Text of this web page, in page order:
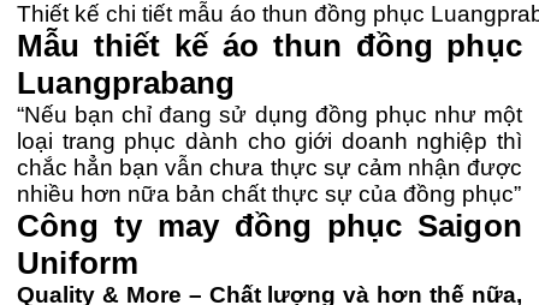
Thiết kế chi tiết mẫu áo thun đồng phục
Mẫu thiết kế áo thun đồng phục
Luangprabang
“Nếu bạn chỉ đang sử dụng đồng phục như một
loại trang phục dành cho giới doanh nghiệp thì
chắc hẳn bạn vẫn chưa thực sự cảm nhận được
nhiều hơn nữa bản chất thực sự của đồng phục”
Công ty may đồng phục Saigon
Uniform
Quality & More – Chất lượng và hơn thế nữa,